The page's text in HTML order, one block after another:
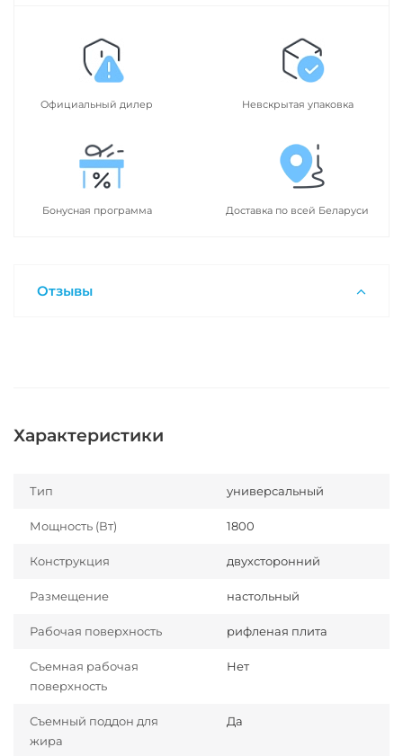
Официальный дилер Невскрытая упаковка
Бонусная программа Доставка по всей Беларуси
Отзывы
Характеристики
Тип универсальный
Мощность (Вт) 1800
Конструкция двухсторонний
Размещение настольный
Рабочая поверхность рифленая плита
Съемная рабочая
поверхность
Нет
Съемный поддон для
жира
Да